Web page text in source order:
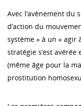
Avec l’avènement du
d’action du
système » à un « agir
stratégie s’est
(même âge pour la
prostitution